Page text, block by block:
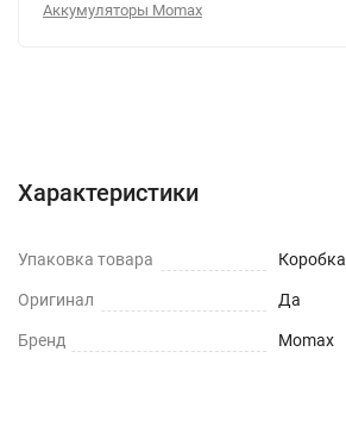
Аккумуляторы Momax
Характеристики
Упаковка товара Коробка
Оригинал Да
Бренд Momax